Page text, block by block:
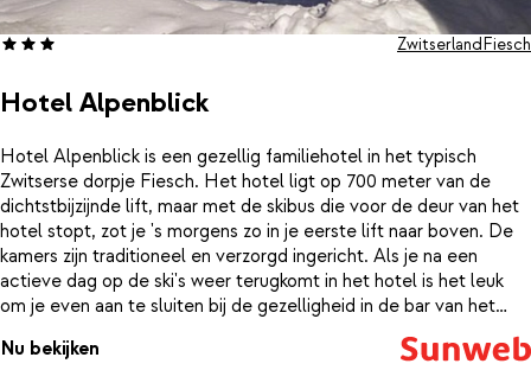
Hotel Alpenblick
ZwitserlandFiesch
Hotel Alpenblick is een gezellig familiehotel in het typisch
Zwitserse dorpje Fiesch. Het hotel ligt op 700 meter van de
dichtstbijzijnde lift, maar met de skibus die voor de deur van het
hotel stopt, zot je 's morgens zo in je eerste lift naar boven. De
kamers zijn traditioneel en verzorgd ingericht. Als je na een
actieve dag op de ski's weer terugkomt in het hotel is het leuk
om je even aan te sluiten bij de gezelligheid in de bar van het
hotel. Hier komt iedereen na een actieve dag samen om de dag
door te nemen en te proosten met een welverdiend après-ski
Nu bekijken